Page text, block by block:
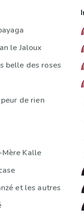
le Jaloux
belle des roses
de rien
Kalle
et les autres